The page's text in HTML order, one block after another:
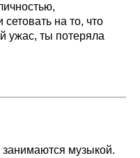
сетовать на то, что
ужас, ты потеряла
занимаются музыкой.